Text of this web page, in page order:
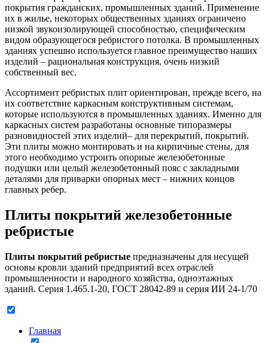
покрытия гражданских, промышленных зданий. Применение
их в жилье, некоторых общественных зданиях ограничено
низкой звукоизолирующей способностью, специфическим
видом образующегося ребристого потолка. В промышленных
зданиях успешно используется главное преимущество наших
изделий – рациональная конструкция, очень низкий
собственный вес.
Ассортимент ребристых плит ориентирован, прежде всего, на
их соответствие каркасным конструктивным системам,
которые используются в промышленных зданиях. Именно для
каркасных систем разработаны основные типоразмеры
разновидностей этих изделий– для перекрытий, покрытий.
Эти плиты можно монтировать и на кирпичные стены, для
этого необходимо устроить опорные железобетонные
подушки или целый железобетонный пояс с закладными
деталями для приварки опорных мест – нижних концов
главных ребер.
Плиты покрытий железобетонные
ребристые
Плиты покрытий ребристые предназначены для несущей
основы кровли зданий предприятий всех отраслей
промышленности и народного хозяйства, одноэтажных
зданий. Серия 1.465.1-20, ГОСТ 28042-89 и серия ИИ 24-1/70
Главная